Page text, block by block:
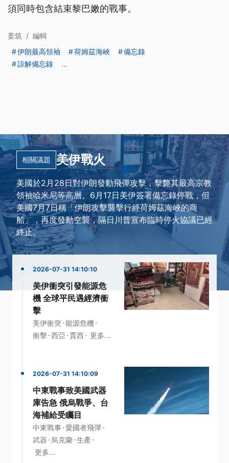
須同時包含結束黎巴嫩的戰事。
姜筑 / 編輯
伊朗最高領袖
荷姆茲海峽
備忘錄
諒解備忘錄
...
相關議題 美伊戰火
美國於2月28日對伊朗發動飛彈攻擊，擊斃其最高宗教
領袖哈米尼等高層。6月17日美伊簽署備忘錄停戰，但
美國7月7日稱「伊朗攻擊襲擊行經荷姆茲海峽的商
船」，再度發動空襲，隔日川普宣布臨時停火協議已經
終止。
2026-07-31 14:10:10
美伊衝突引發能源危
機 全球平民遇經濟衝
擊
美伊衝突·能源危機 ·
衝擊 ·西亞 ·賈西· 更多...
2026-07-31 14:10:09
中東戰事致美國武器
庫告急 俄烏戰爭、台
海補給受矚目
中東戰事·愛國者飛彈·
武器 · 烏克蘭·生產 ·
更多...